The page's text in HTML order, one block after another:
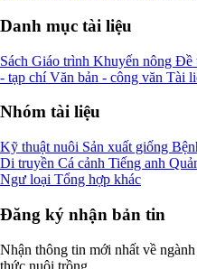
Danh mục tài liệu
Sách Giáo trình Khuyến nông Đề
- tạp chíVăn bản - công văn Tài
Nhóm tài liệu
Kỹ thuật nuôi Sản xuất giống
Di truyền Cá cảnh Tiếng anh
Ngư loại Tổng hợp khác
Đăng ký nhận bản tin
Nhận thông tin mới nhất về
thức nuôi trồng.